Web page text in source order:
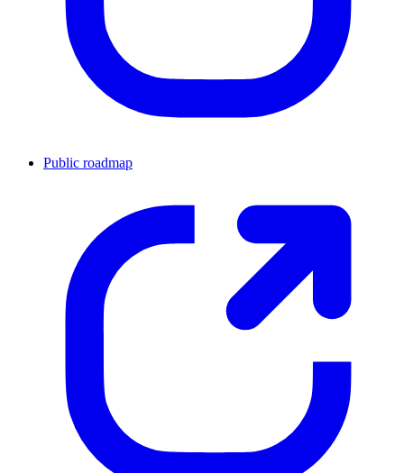
Public roadmap